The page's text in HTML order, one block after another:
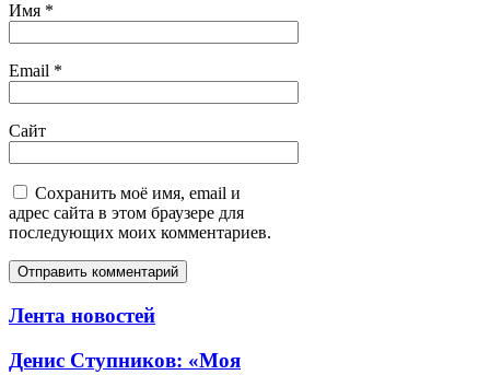
Имя *
Email *
Сайт
Сохранить моё имя, email и
адрес сайта в этом браузере для
последующих моих комментариев.
Лента новостей
Денис Ступников: «Моя